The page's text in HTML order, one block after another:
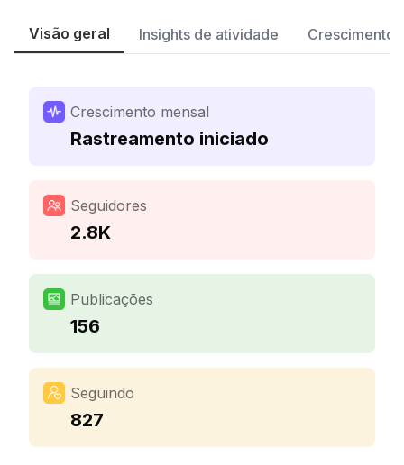
Visão geral Insights de atividade Crescimento
Crescimento mensal
Rastreamento iniciado
Seguidores
2.8K
Publicações
156
Seguindo
827